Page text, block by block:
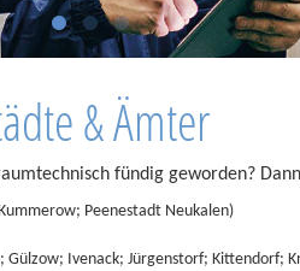
& Ämter
fündig geworden?
Peenestadt Neukalen)
Ivenack; Jürgenstorf; Kittendorf;